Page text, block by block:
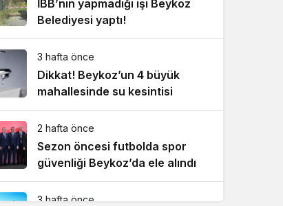
İBB’nin yapmadığı işi Beykoz
Belediyesi yaptı!
3 hafta önce
Dikkat! Beykoz’un 4 büyük
mahallesinde su kesintisi
2 hafta önce
Sezon öncesi futbolda spor
güvenliği Beykoz’da ele alındı
3 hafta önce